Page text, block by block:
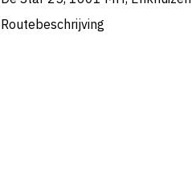
Routebeschrijving